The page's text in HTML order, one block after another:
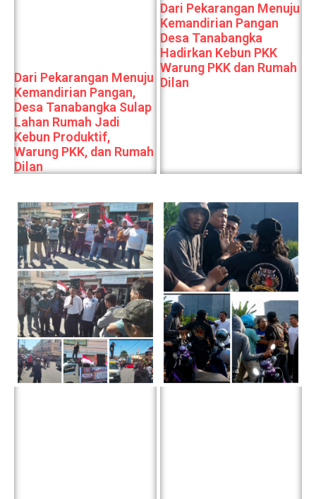
Dari Pekarangan Menuju
Kemandirian Pangan,
Desa Tanabangka Sulap
Lahan Rumah Jadi
Kebun Produktif,
Warung PKK, dan Rumah
Dilan
Dari Pekarangan Menuju
Kemandirian Pangan
Desa Tanabangka
Hadirkan Kebun PKK
Warung PKK dan Rumah
Dilan